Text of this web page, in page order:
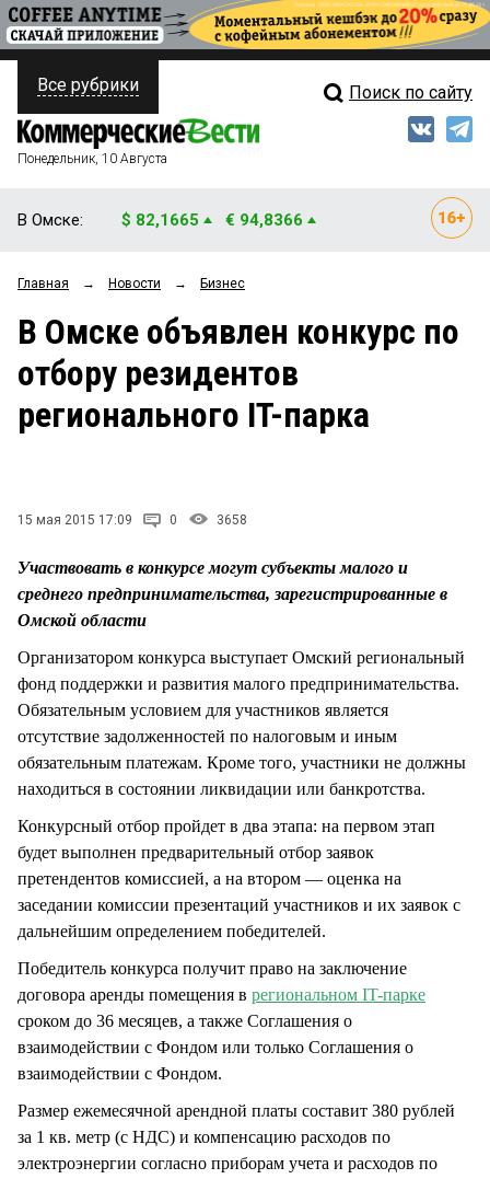
ПОЛИТИКА
ФИНАНСЫ
ОБЩЕСТВО
ЗАКОН
НОВОСТИ КОМПАНИЙ
Свежий выпуск
Рейтинги
Блоги
Архив
Все рубрики Поиск по сайту
Понедельник, 10 Августа
В Омске: $ 82,1665 € 94,8366
Главная → Новости → Бизнес
В Омске объявлен конкурс по
отбору резидентов
регионального IT-парка
15 мая 2015 17:09 0 3658
Участвовать в конкурсе могут субъекты малого и
среднего предпринимательства, зарегистрированные в
Омской области
Организатором конкурса выступает Омский региональный
фонд поддержки и развития малого предпринимательства.
Обязательным условием для участников является
отсутствие задолженностей по налоговым и иным
обязательным платежам. Кроме того, участники не должны
находиться в состоянии ликвидации или банкротства.
Конкурсный отбор пройдет в два этапа: на первом этап
будет выполнен предварительный отбор заявок
претендентов комиссией, а на втором — оценка на
заседании комиссии презентаций участников и их заявок с
дальнейшим определением победителей.
Победитель конкурса получит право на заключение
договора аренды помещения в региональном IT-парке
сроком до 36 месяцев, а также Соглашения о
взаимодействии с Фондом или только Соглашения о
взаимодействии с Фондом.
Размер ежемесячной арендной платы составит 380 рублей
за 1 кв. метр (с НДС) и компенсацию расходов по
электроэнергии согласно приборам учета и расходов по